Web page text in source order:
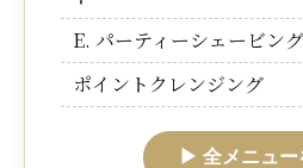
E. パーティーシェービング
ポイントクレンジング
▶ 全メニュー